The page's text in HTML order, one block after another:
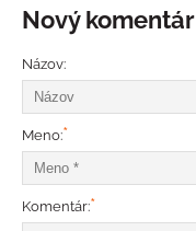
Nový komentár
Názov:
Meno:*
Komentár:*